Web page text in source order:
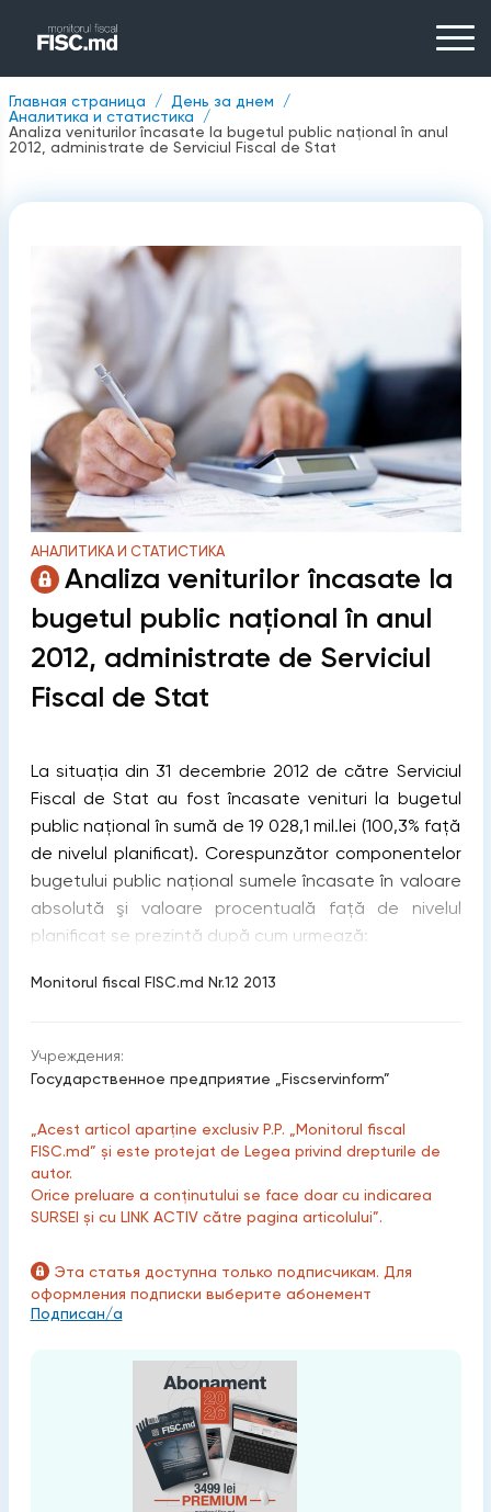
Главная страница
День за днем
Аналитика и статистика
Analiza veniturilor încasate la bugetul public naţional în anul
2012, administrate de Serviciul Fiscal de Stat
АНАЛИТИКА И СТАТИСТИКА
Analiza veniturilor încasate la
bugetul public naţional în anul
2012, administrate de Serviciul
Fiscal de Stat
La situaţia din 31 decembrie 2012 de către Serviciul
Fiscal de Stat au fost încasate venituri la bugetul
public naţional în sumă de 19 028,1 mil.lei (100,3% faţă
de nivelul planiﬁcat). Corespunzător componentelor
bugetului public naţional sumele încasate în valoare
absolută şi valoare procentuală faţă de nivelul
planiﬁcat se prezintă după cum urmează:
Monitorul fiscal FISC.md Nr.12 2013
Учреждения:
Государственное предприятие „Fiscservinform”
„Acest articol aparține exclusiv P.P. „Monitorul fiscal
FISC.md” și este protejat de Legea privind drepturile de
autor.
Orice preluare a conținutului se face doar cu indicarea
SURSEI și cu LINK ACTIV către pagina articolului”.
Эта статья доступна только подписчикам. Для
оформления подписки выберите абонемент
Подписан/а